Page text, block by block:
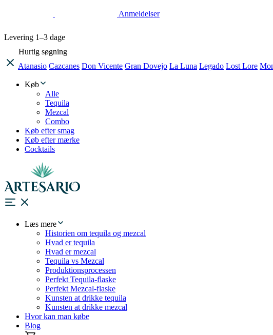
Anmeldelser
Levering 1–3 dage
Hurtig søgning
Atanasio Cazcanes Don Vicente Gran Dovejo La Luna Legado Lost Lore
Køb
Alle
Tequila
Mezcal
Combo
Køb efter smag
Køb efter mærke
Cocktails
Læs mere
Historien om tequila og mezcal
Hvad er tequila
Hvad er mezcal
Tequila vs Mezcal
Produktionsprocessen
Perfekt Tequila-flaske
Perfekt Mezcal-flaske
Kunsten at drikke tequila
Kunsten at drikke mezcal
Hvor kan man købe
Blog